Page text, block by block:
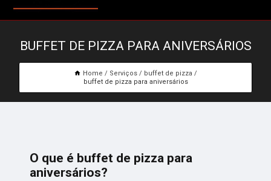
BUFFET DE PIZZA PARA ANIVERSÁRIOS
Home Serviços
buffet de pizza
buffet de pizza para aniversários
O que é buffet de pizza para
aniversários?